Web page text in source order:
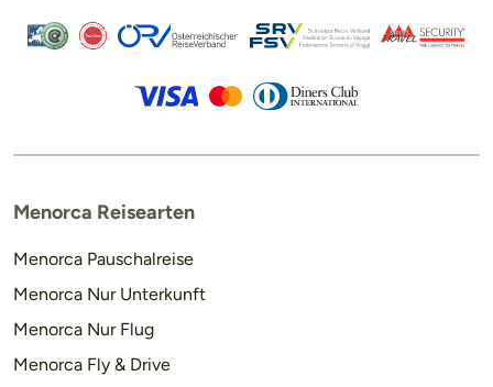
Menorca Reisearten
Menorca Pauschalreise
Menorca Nur Unterkunft
Menorca Nur Flug
Menorca Fly & Drive